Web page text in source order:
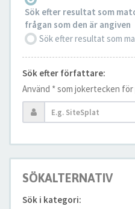
Sök efter resultat som
frågan som den är angiven
Sök efter resultat som
Sök efter författare:
Använd * som jokertecken
SÖKALTERNATIV
Sök i kategori: